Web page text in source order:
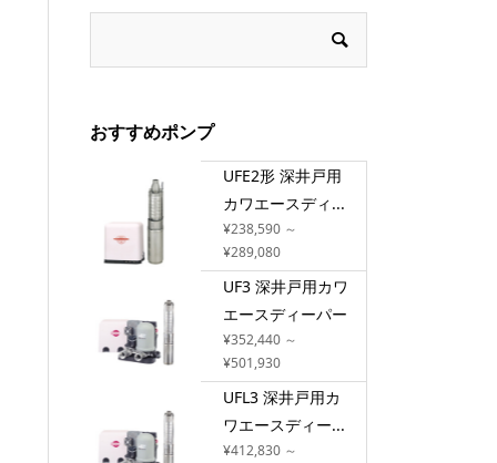
おすすめポンプ
UFE2形 深井戸用
カワエースディ...
¥238,590 ～
¥289,080
UF3 深井戸用カワ
エースディーパー
¥352,440 ～
¥501,930
UFL3 深井戸用カ
ワエースディー...
¥412,830 ～